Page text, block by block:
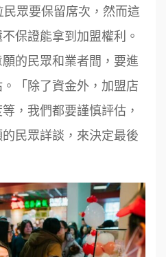
眾要保留席次，然而這
保證能拿到加盟權利。
的民眾和業者間，要進
「除了資金外，加盟店
，我們都要謹慎評估，
民眾詳談，來決定最後